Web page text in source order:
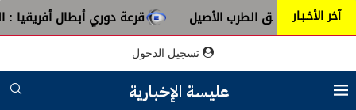
آخر الأخـبـار
من عبق الطرب الأصيل قرعة دوري أبطال أفريقيا :
تسجيل الدخول
عليسة الإخبارية